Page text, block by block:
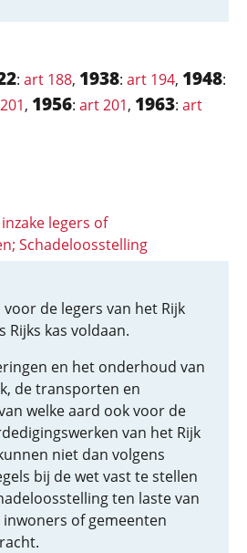
: art 188, 1938: art 194, 1948:
, 1956: art 201, 1963: art
legers of
Schadeloosstelling
de legers van het Rijk
Rijks kas voldaan.
en het onderhoud van
de transporten en
welke aard ook voor de
van het Rijk
niet dan volgens
bij de wet vast te stellen
ten laste van
of gemeenten